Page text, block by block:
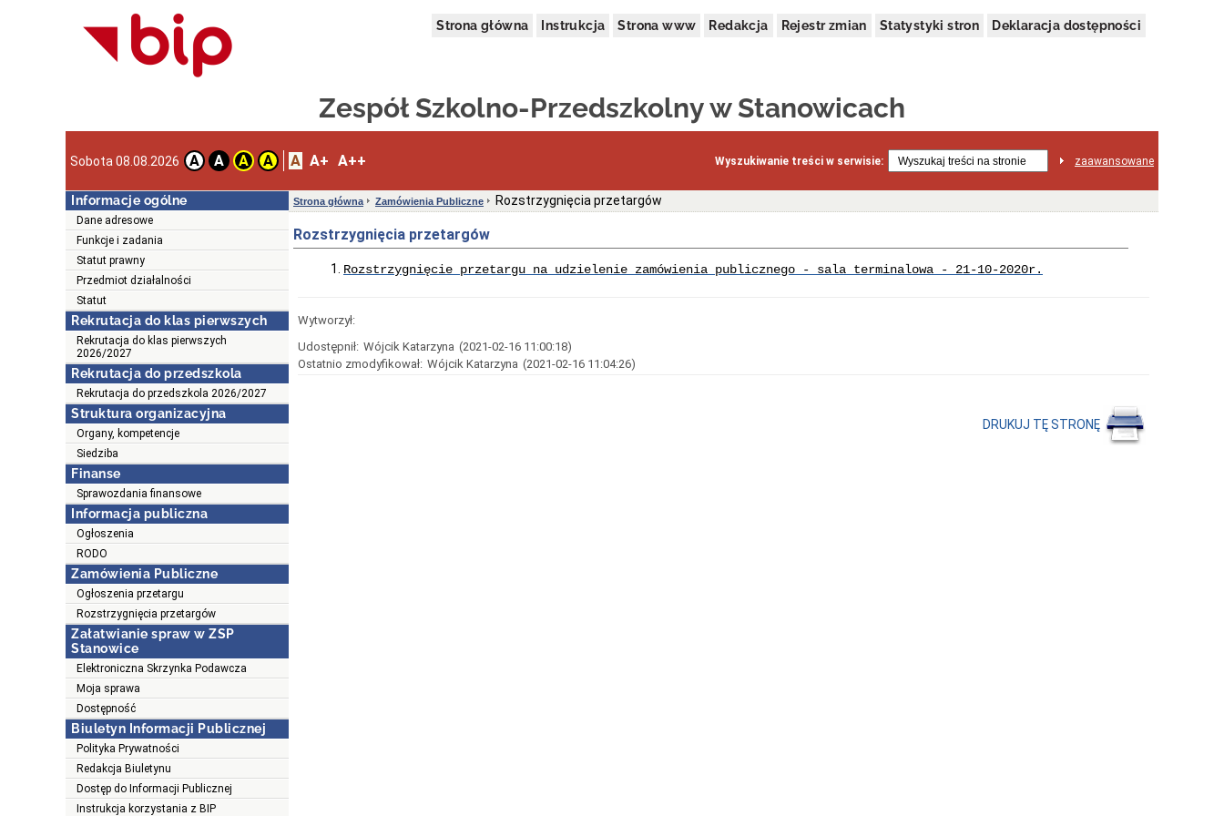
Strona główna Instrukcja Strona www Redakcja Rejestr zmian Statystyki stron Deklaracja dostępności
Zespół Szkolno-Przedszkolny w Stanowicach
Sobota 08.08.2026 A A A A A A+ A++ Wyszukiwanie treści w serwisie: zaawansowane
Informacje ogólne
Dane adresowe
Funkcje i zadania
Statut prawny
Przedmiot działalności
Statut
Rekrutacja do klas pierwszych
Rekrutacja do klas pierwszych
2026/2027
Rekrutacja do przedszkola
Rekrutacja do przedszkola 2026/2027
Struktura organizacyjna
Organy, kompetencje
Siedziba
Finanse
Sprawozdania finansowe
Informacja publiczna
Ogłoszenia
RODO
Zamówienia Publiczne
Ogłoszenia przetargu
Rozstrzygnięcia przetargów
Załatwianie spraw w ZSP
Stanowice
Elektroniczna Skrzynka Podawcza
Moja sprawa
Dostępność
Biuletyn Informacji Publicznej
Polityka Prywatności
Redakcja Biuletynu
Dostęp do Informacji Publicznej
Instrukcja korzystania z BIP
Strona główna Zamówienia Publiczne Rozstrzygnięcia przetargów
Rozstrzygnięcia przetargów
Rozstrzygnięcie przetargu na udzielenie zamówienia publicznego - sala terminalowa - 21-10-2020r.
Wytworzył:
Udostępnił: Wójcik Katarzyna (2021-02-16 11:00:18)
Ostatnio zmodyfikował: Wójcik Katarzyna (2021-02-16 11:04:26)
DRUKUJ TĘ STRONĘ